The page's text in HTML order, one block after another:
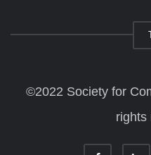
©2022 Society for
rights